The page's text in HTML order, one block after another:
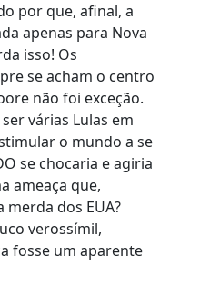
por que, afinal, a
apenas para Nova
isso! Os
se acham o centro
não foi exceção.
várias Lulas em
o mundo a se
se chocaria e agiria
ameaça que,
merda dos EUA?
verossímil,
fosse um aparente